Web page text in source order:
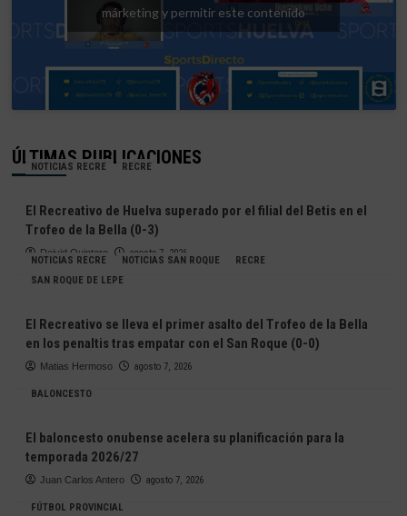
márketing y permitir este contenido
ÚLTIMAS PUBLICACIONES
NOTICIAS RECRE RECRE
El Recreativo de Huelva superado por el filial del Betis en el
Trofeo de la Bella (0-3)
Deivid Quintero agosto 7, 2026
NOTICIAS RECRE NOTICIAS SAN ROQUE
RECRE
SAN ROQUE DE LEPE
El Recreativo se lleva el primer asalto del Trofeo de la Bella
en los penaltis tras empatar con el San Roque (0-0)
Matias Hermoso agosto 7, 2026
BALONCESTO
El baloncesto onubense acelera su planificación para la
temporada 2026/27
Juan Carlos Antero agosto 7, 2026
FÚTBOL PROVINCIAL